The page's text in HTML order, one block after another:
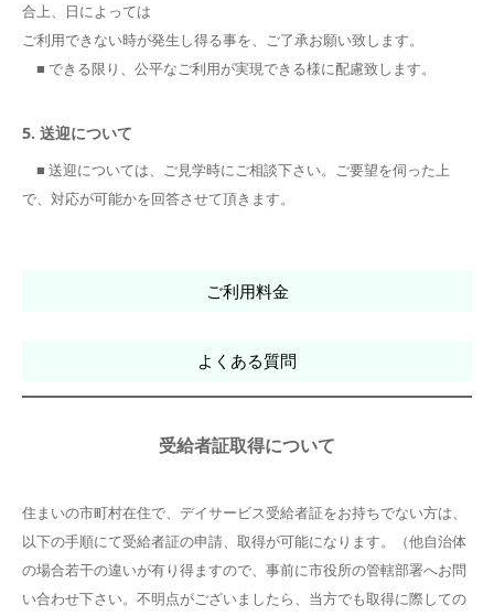
合上、日によっては
ご利用できない時が発生し得る事を、ご了承お願い致します。
■ できる限り、公平なご利用が実現できる様に配慮致します。
5. 送迎について
■ 送迎については、ご見学時にご相談下さい。ご要望を伺った上
で、対応が可能かを回答させて頂きます。
ご利用料金
よくある質問
受給者証取得について
住まいの市町村在住で、デイサービス受給者証をお持ちでない方は、
以下の手順にて受給者証の申請、取得が可能になります。（他自治体
の場合若干の違いが有り得ますので、事前に市役所の管轄部署へお問
い合わせ下さい。不明点がございましたら、当方でも取得に際しての